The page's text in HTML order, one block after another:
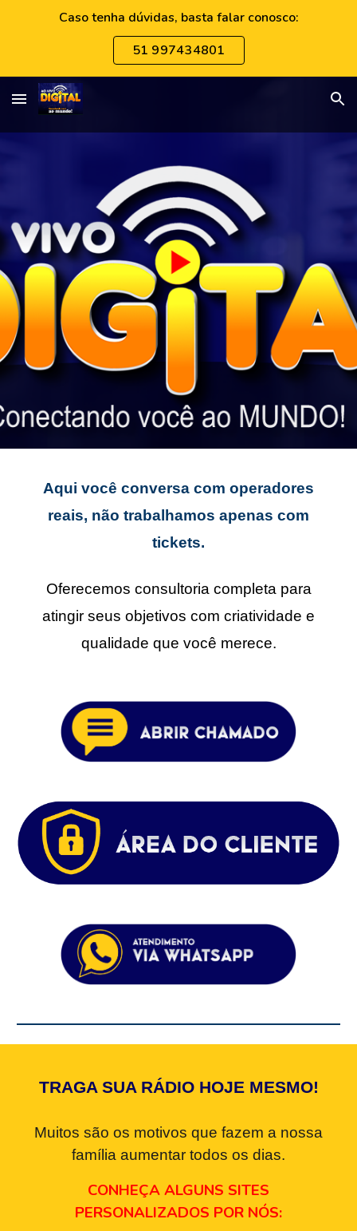
Caso tenha dúvidas, basta falar conosco:
51 997434801
Aqui você conversa com operadores
reais, não trabalhamos apenas com
tickets.
Oferecemos consultoria completa para
atingir seus objetivos com criatividade e
qualidade que você merece.
TRAGA SUA RÁDIO HOJE MESMO!
Muitos são os motivos que fazem a nossa
família aumentar todos os dias.
CONHEÇA ALGUNS SITES
PERSONALIZADOS POR NÓS: